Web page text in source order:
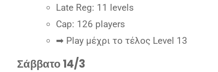
Late Reg: 11 levels
Cap: 126 players
➡ Play μέχρι το τέλος Level 13
Σάββατο 14/3